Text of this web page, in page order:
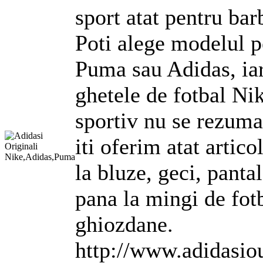
sport atat pentru
Poti alege modelul
Puma sau Adidas,
ghetele de fotbal
sportiv nu se
iti oferim atat
la bluze, geci,
pana la mingi de
ghiozdane.
http://